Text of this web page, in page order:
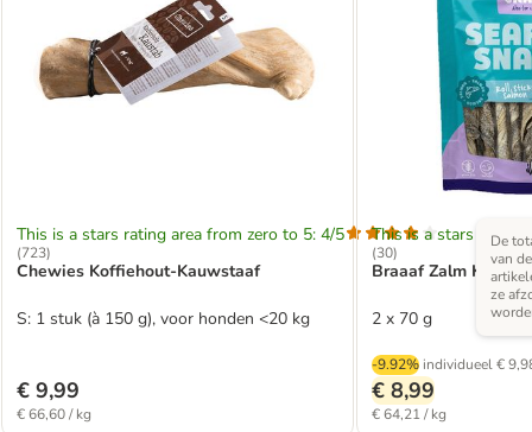
This is a stars rating area from zero to 5: 4/5
(723)
Chewies Koffiehout-Kauwstaaf
S: 1 stuk (à 150 g), voor honden <20 kg
€ 9,99
€ 66,60 / kg
This is a stars rating
(30)
Braaaf Zalm
2 x 70 g
-9.92% individueel €
De
van
ze
€ 8,99
€ 64,21 / kg